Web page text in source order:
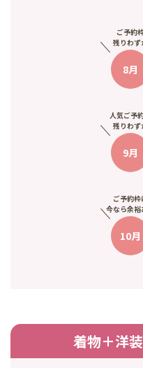
ご予約
残りわず
8月
人気ご予
残りわず
9月
ご予約枠
今なら余裕
10月
着物＋洋